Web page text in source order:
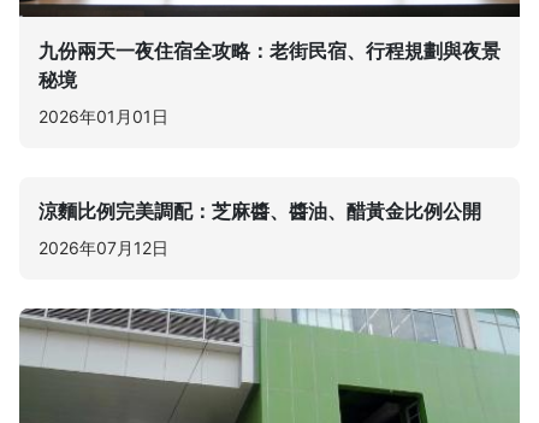
九份兩天一夜住宿全攻略：老街民宿、行程規劃與夜景
秘境
2026年01月01日
涼麵比例完美調配：芝麻醬、醬油、醋黃金比例公開
2026年07月12日